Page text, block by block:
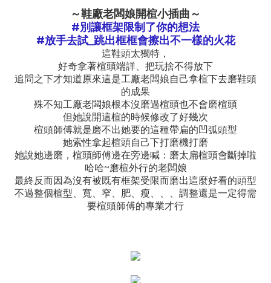
～鞋廠老闆娘開楦小插曲～
#別讓框架限制了你的想法
#放手去試_ 跳出框框會擦出不一樣的火花
這鞋頭太獨特，
好奇拿著楦頭端詳、把玩捨不得放下
追問之下才知道原來這是工廠老闆娘自己拿楦下去磨鞋頭
的成果
殊不知工廠老闆娘根本沒磨過楦頭也不會磨楦頭
但她說開這楦的時候修改了好幾次
楦頭師傅就是磨不出她要的這種帶扁的凹弧頭型
她索性拿起楦頭自己下打磨機打磨
她說她邊磨，楦頭師傅邊在旁邊喊：磨太扁楦頭會斷掉啦
哈哈~磨楦外行的老闆娘
最終反而因為沒有被既有框架受限而磨出這麼好看的頭型
不過整個楦型、寬、窄、肥、瘦、、、調整還是一定得需
要楦頭師傅的專業才行